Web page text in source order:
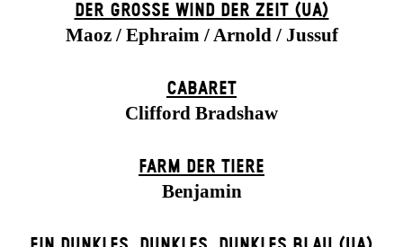
DER GROSSE WIND DER ZEIT (UA)
Maoz / Ephraim / Arnold / Jussuf
CABARET
Clifford Bradshaw
FARM DER TIERE
Benjamin